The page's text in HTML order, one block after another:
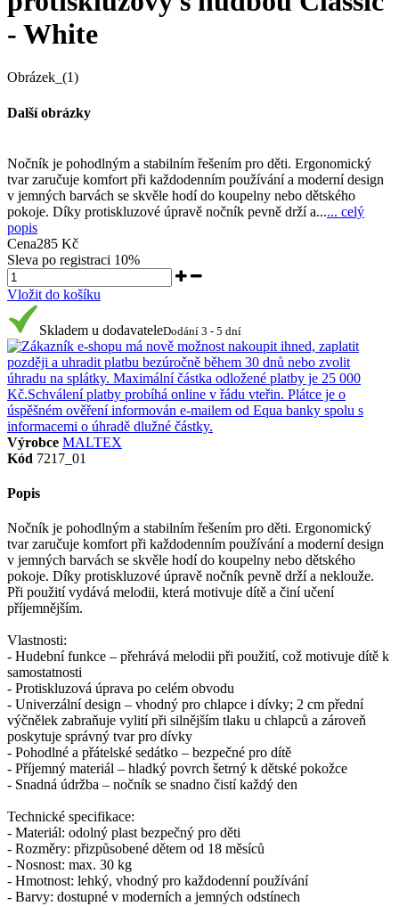
- White
Obrázek_(1)
Další obrázky
Nočník je pohodlným a stabilním řešením pro děti. Ergonomický
tvar zaručuje komfort při každodenním používání a moderní design
v jemných barvách se skvěle hodí do koupelny nebo dětského
pokoje. Díky protiskluzové úpravě nočník pevně drží a...... celý
popis
Cena285 Kč
Sleva po registraci 10%
Vložit do košíku
Skladem u dodavateleDodání 3 - 5 dní
Výrobce MALTEX
Kód 7217_01
Popis
Nočník je pohodlným a stabilním řešením pro děti. Ergonomický
tvar zaručuje komfort při každodenním používání a moderní design
v jemných barvách se skvěle hodí do koupelny nebo dětského
pokoje. Díky protiskluzové úpravě nočník pevně drží a neklouže.
Při použití vydává melodii, která motivuje dítě a činí učení
příjemnějším.
Vlastnosti:
- Hudební funkce – přehrává melodii při použití, což motivuje dítě k
samostatnosti
- Protiskluzová úprava po celém obvodu
- Univerzální design – vhodný pro chlapce i dívky; 2 cm přední
výčnělek zabraňuje vylití při silnějším tlaku u chlapců a zároveň
poskytuje správný tvar pro dívky
- Pohodlné a přátelské sedátko – bezpečné pro dítě
- Příjemný materiál – hladký povrch šetrný k dětské pokožce
- Snadná údržba – nočník se snadno čistí každý den
Technické specifikace:
- Materiál: odolný plast bezpečný pro děti
- Rozměry: přizpůsobené dětem od 18 měsíců
- Nosnost: max. 30 kg
- Hmotnost: lehký, vhodný pro každodenní používání
- Barvy: dostupné v moderních a jemných odstínech